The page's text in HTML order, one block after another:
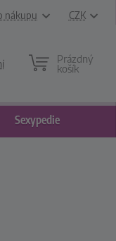
nákupu CZK
Prázdný
košík
Sexypedie